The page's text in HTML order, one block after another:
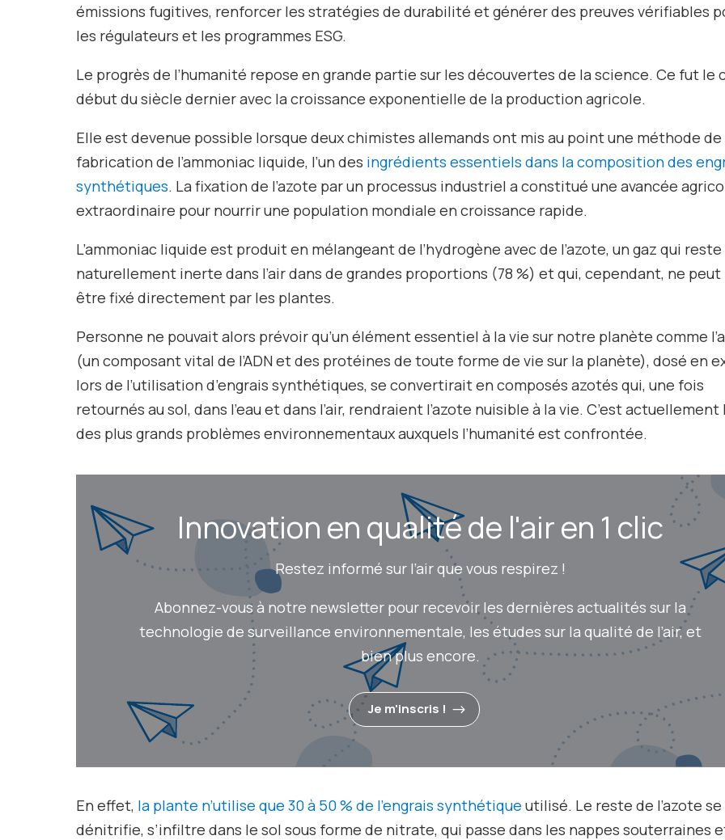
émissions fugitives, renforcer les stratégies de durabilité et générer des preuves vérifiables
les régulateurs et les programmes ESG.
Le progrès de l’humanité repose en grande partie sur les découvertes de la science. Ce fut le
début du siècle dernier avec la croissance exponentielle de la production agricole.
Elle est devenue possible lorsque deux chimistes allemands ont mis au point une méthode de
fabrication de l’ammoniac liquide, l’un des ingrédients essentiels dans la composition des
synthétiques. La fixation de l’azote par un processus industriel a constitué une avancée
extraordinaire pour nourrir une population mondiale en croissance rapide.
L’ammoniac liquide est produit en mélangeant de l’hydrogène avec de l’azote, un gaz qui reste
naturellement inerte dans l’air dans de grandes proportions (78 %) et qui, cependant, ne peut
être fixé directement par les plantes.
Personne ne pouvait alors prévoir qu’un élément essentiel à la vie sur notre planète comme
(un composant vital de l’ADN et des protéines de toute forme de vie sur la planète), dosé en
lors de l’utilisation d’engrais synthétiques, se convertirait en composés azotés qui, une fois
retournés au sol, dans l’eau et dans l’air, rendraient l’azote nuisible à la vie. C’est actuellement
des plus grands problèmes environnementaux auxquels l’humanité est confrontée.
Innovation en qualité de l'air en 1 clic
Restez informé sur l’air que vous respirez !
Abonnez-vous à notre newsletter pour recevoir les dernières actualités sur la
technologie de surveillance environnementale, les études sur la qualité de l’air, et
bien plus encore.
Je m'inscris !
En effet, la plante n’utilise que 30 à 50 % de l’engrais synthétique utilisé. Le reste de l’azote se
dénitrifie, s’infiltre dans le sol sous forme de nitrate, qui passe dans les nappes souterraines